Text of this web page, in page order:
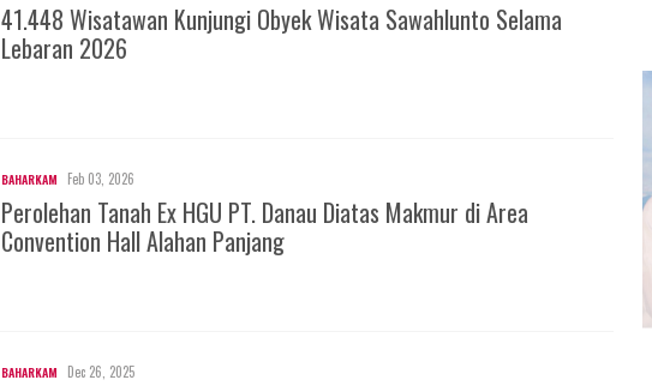
41.448 Wisatawan Kunjungi Obyek Wisata Sawahlunto Selama
Lebaran 2026
BAHARKAM Feb 03, 2026
Perolehan Tanah Ex HGU PT. Danau Diatas Makmur di Area
Convention Hall Alahan Panjang
BAHARKAM Dec 26, 2025